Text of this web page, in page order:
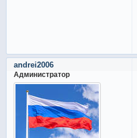
andrei2006
Администратор